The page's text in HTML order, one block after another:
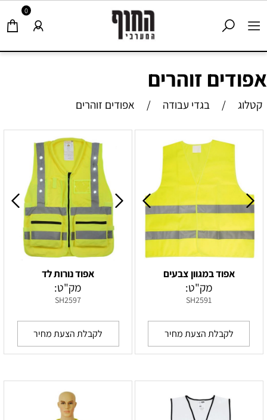
0
אפודים זוהרים
קטלוג / בגדי עבודה / אפודים זוהרים
אפוד במגוון צבעים
מק"ט:
SH2591
לקבלת הצעת מחיר
אפוד נורות לד
מק"ט:
SH2597
לקבלת הצעת מחיר